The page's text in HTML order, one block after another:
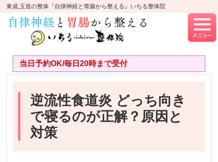
東成,玉造の整体『自律神経と胃腸から整える』いちる整体院
当日予約OK/毎日20時まで受付
逆流性食道炎 どっち向き
で寝るのが正解？原因と
対策